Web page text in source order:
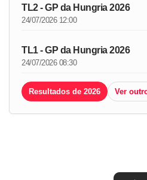
TL2 - GP da Hungria 2026
24/07/2026 12:00
TL1 - GP da Hungria 2026
24/07/2026 08:30
Resultados de 2026 Ver